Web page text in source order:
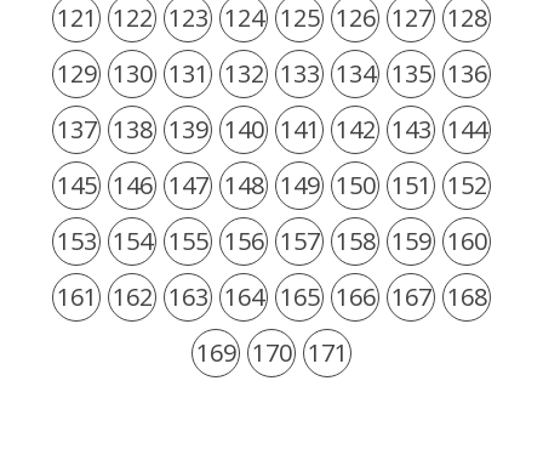
121 122 123 124 125 126 127 128
129 130 131 132 133 134 135 136
137 138 139 140 141 142 143 144
145 146 147 148 149 150 151 152
153 154 155 156 157 158 159 160
161 162 163 164 165 166 167 168
169 170 171